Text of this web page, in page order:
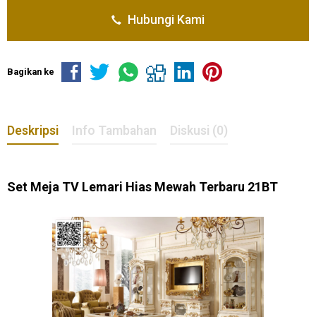
Hubungi Kami
Bagikan ke
Deskripsi Info Tambahan Diskusi (0)
Set Meja TV Lemari Hias Mewah Terbaru 21BT